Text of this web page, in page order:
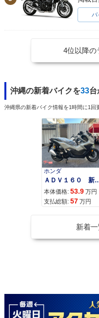
バ
4位以降の
沖縄の新着バイクを33台
沖縄県の新着バイク情報を1時間に1回
ホンダ
ＡＤＶ１６０ 新車 ２０２６年最新モデル パールスモーキーグレー ス
本体価格: 53.9 万円
支払総額: 57 万円
新着